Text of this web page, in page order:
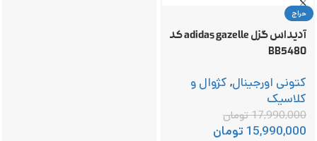
حراج
آدیداس گزل adidas gazelle کد
BB5480
کتونی اورجینال, کژوال و
کلاسیک
17,990,000تومان
15,990,000 تومان